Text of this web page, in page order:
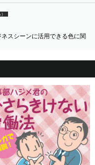
スシーンに活用できる色に関